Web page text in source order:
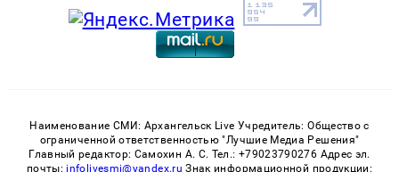
Наименование СМИ: Архангельск Live Учредитель: Общество с
ограниченной ответственностью "Лучшие Медиа Решения"
Главный редактор: Самохин А. С. Тел.: +79023790276 Адрес эл.
почты: infolivesmi@yandex.ru Знак информационной продукции: